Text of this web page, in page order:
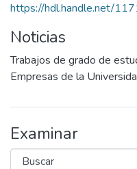
https://hdl.handle.net/
Noticias
Trabajos de grado de
Empresas de la
Examinar